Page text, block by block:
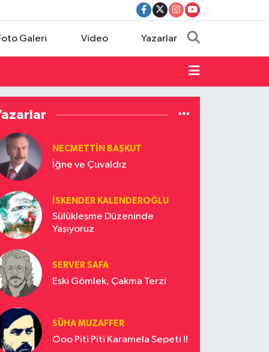
Galeri Video Yazarlar
NECMETTIN BAŞKUT
İğne ve Çuvaldız
İSKENDER KALENDEROĞLU
Sülükleşme Düzeninde
Yaşıyoruz
SERVER SAFA
Eski Gömlek, Çakma Terzi
SÜHA MUZAFFER
Ooo Piti Piti Karamela Sepeti !!